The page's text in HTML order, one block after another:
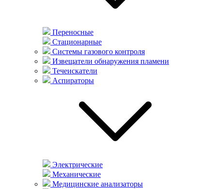
Переносные
Стационарные
Системы газового контроля
Извещатели обнаружения пламени
Течеискатели
Аспираторы
Электрические
Механические
Медицинские анализаторы